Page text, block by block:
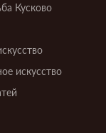
Кусково
искусство